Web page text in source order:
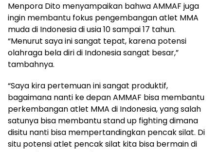
Menpora Dito menyampaikan bahwa AMMAF juga
ingin membantu fokus pengembangan atlet MMA
muda di Indonesia di usia 10 sampai 17 tahun.
“Menurut saya ini sangat tepat, karena potensi
olahraga bela diri di Indonesia sangat besar,”
tambahnya.
“Saya kira pertemuan ini sangat produktif,
bagaimana nanti ke depan AMMAF bisa membantu
perkembangan atlet MMA di Indonesia, yang salah
satunya bisa membantu stand up fighting dimana
disitu nanti bisa mempertandingkan pencak silat. Di
situ potensi atlet pencak silat kita bisa bermain di